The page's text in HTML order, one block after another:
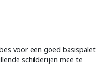
voor een goed basispalet
schilderijen mee te